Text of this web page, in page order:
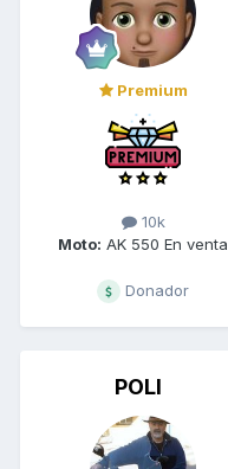
Premium
10k
Moto: AK 550 En venta
Donador
POLI